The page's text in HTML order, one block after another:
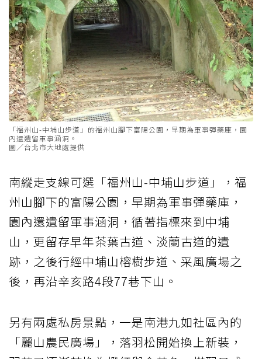
「福州山-中埔山步道」的福州山腳下富陽公園，早期為軍事彈藥庫，園
內還遺留軍事涵洞。
圖／台北市大地處提供
南縱走支線可選「福州山-中埔山步道」，福
州山腳下的富陽公園，早期為軍事彈藥庫，
園內還遺留軍事涵洞，循著指標來到中埔
山，更留存早年茶葉古道、淡蘭古道的遺
跡，之後行經中埔山榕樹步道、采風廣場之
後，再沿辛亥路4段77巷下山。
另有兩處私房景點，一是南港九如社區內的
「麗山農民廣場」，落羽松開始換上新裝，